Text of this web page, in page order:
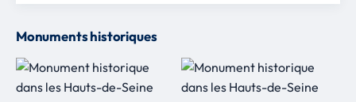
Monuments historiques